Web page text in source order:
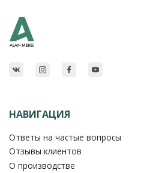
НАВИГАЦИЯ
Ответы на частые вопросы
Отзывы клиентов
О производстве